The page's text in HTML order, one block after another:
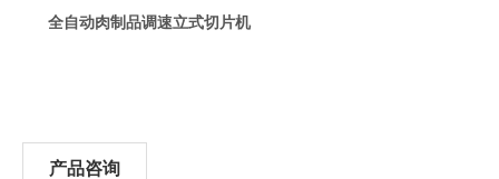
全自动肉制品调速立式切片机
产品咨询